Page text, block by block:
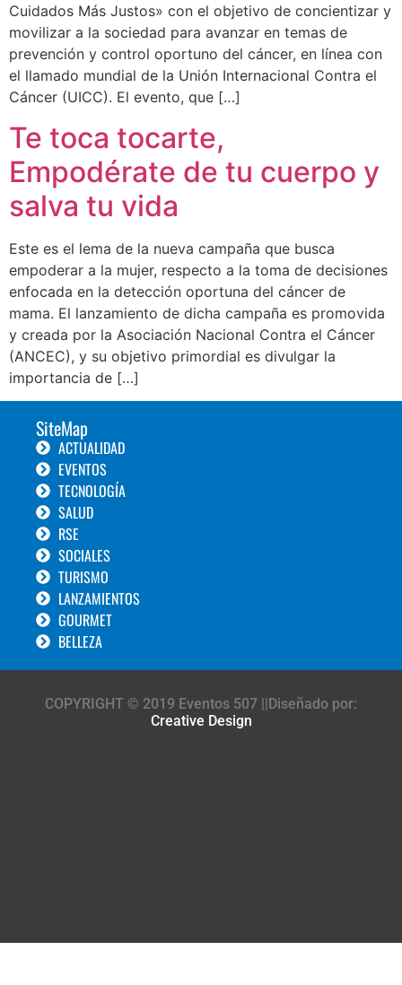
Cuidados Más Justos» con el objetivo de concientizar y
movilizar a la sociedad para avanzar en temas de
prevención y control oportuno del cáncer, en línea con
el llamado mundial de la Unión Internacional Contra el
Cáncer (UICC). El evento, que […]
Te toca tocarte,
Empodérate de tu cuerpo y
salva tu vida
Este es el lema de la nueva campaña que busca
empoderar a la mujer, respecto a la toma de decisiones
enfocada en la detección oportuna del cáncer de
mama. El lanzamiento de dicha campaña es promovida
y creada por la Asociación Nacional Contra el Cáncer
(ANCEC), y su objetivo primordial es divulgar la
importancia de […]
SiteMap
ACTUALIDAD
EVENTOS
TECNOLOGÍA
SALUD
RSE
SOCIALES
TURISMO
LANZAMIENTOS
GOURMET
BELLEZA
COPYRIGHT © 2019 Eventos 507 ||Diseñado por:
Creative Design